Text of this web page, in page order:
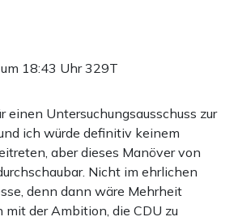
18:43 Uhr329T
einen Untersuchungsausschuss zur
ich würde definitiv keinem
aber dieses Manöver von
Nicht im ehrlichen
denn dann wäre Mehrheit
mit der Ambition, die CDU zu